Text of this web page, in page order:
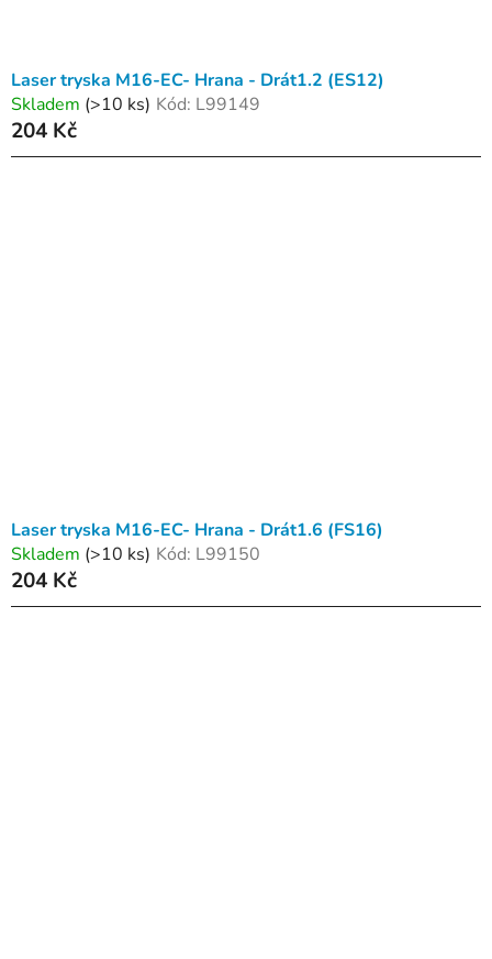
Laser tryska M16-EC- Hrana - Drát1.2 (ES12)
Skladem (>10 ks) Kód: L99149
204 Kč
Laser tryska M16-EC- Hrana - Drát1.6 (FS16)
Skladem (>10 ks) Kód: L99150
204 Kč